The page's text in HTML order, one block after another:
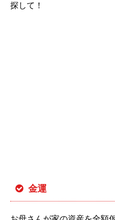
探して！
金運